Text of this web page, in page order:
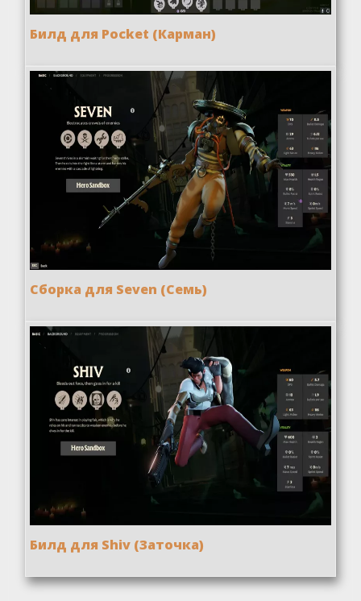
Билд для Pocket (Карман)
Сборка для Seven (Семь)
Билд для Shiv (Заточка)